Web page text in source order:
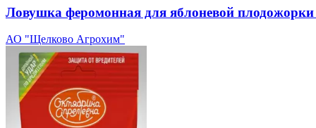
Ловушка феромонная для яблоневой
АО "Щелково Агрохим"